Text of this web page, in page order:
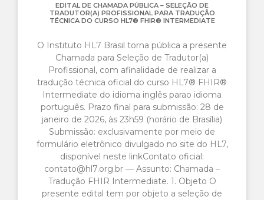
EDITAL DE CHAMADA PÚBLICA – SELEÇÃO DE
TRADUTOR(A) PROFISSIONAL PARA TRADUÇÃO
TÉCNICA DO CURSO HL7® FHIR® INTERMEDIATE
O Instituto HL7 Brasil torna pública a presente
Chamada para Seleção de Tradutor(a)
Profissional, com afinalidade de realizar a
tradução técnica oficial do curso HL7® FHIR®
Intermediate do idioma inglês parao idioma
português. Prazo final para submissão: 28 de
janeiro de 2026, às 23h59 (horário de Brasília)
Submissão: exclusivamente por meio de
formulário eletrônico divulgado no site do HL7,
disponível neste linkContato oficial:
contato@hl7.org.br — Assunto: Chamada –
Tradução FHIR Intermediate. 1. Objeto O
presente edital tem por objeto a seleção de